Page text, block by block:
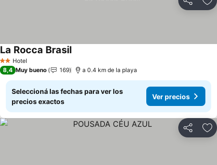
Compartir
2 Estrellas
Hotel
La Rocca Brasil
8,4 Muy bueno 169 a 0.4 km de la playa
Seleccioná las fechas para ver los
precios exactos
Ver precios
Compartir